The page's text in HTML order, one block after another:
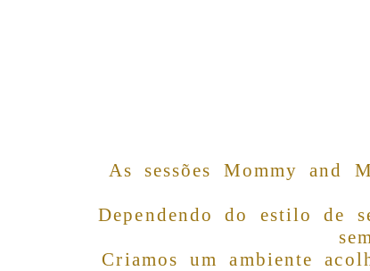
As sessões Mommy and
Dependendo do estilo de
Criamos um ambiente